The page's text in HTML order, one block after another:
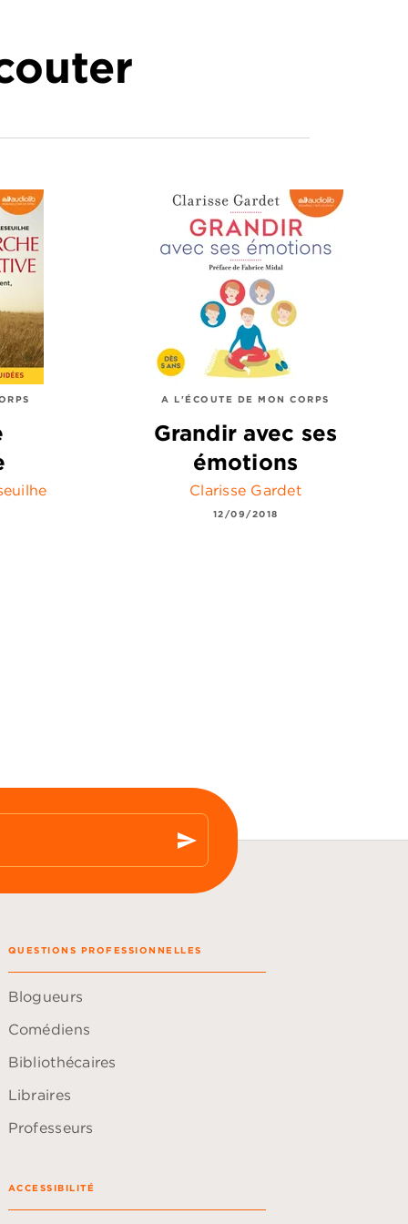
A L'ÉCOUTE DE MON CORPS
Grandir avec ses
émotions
Clarisse Gardet
12/09/2018
send
QUESTIONS PROFESSIONNELLES
Blogueurs
Comédiens
Bibliothécaires
Libraires
Professeurs
ACCESSIBILITÉ